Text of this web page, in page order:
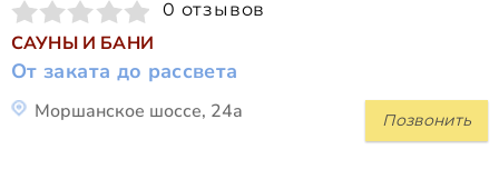
0 отзывов
САУНЫ И БАНИ
От заката до рассвета
Позвонить
Моршанское шоссе, 24а